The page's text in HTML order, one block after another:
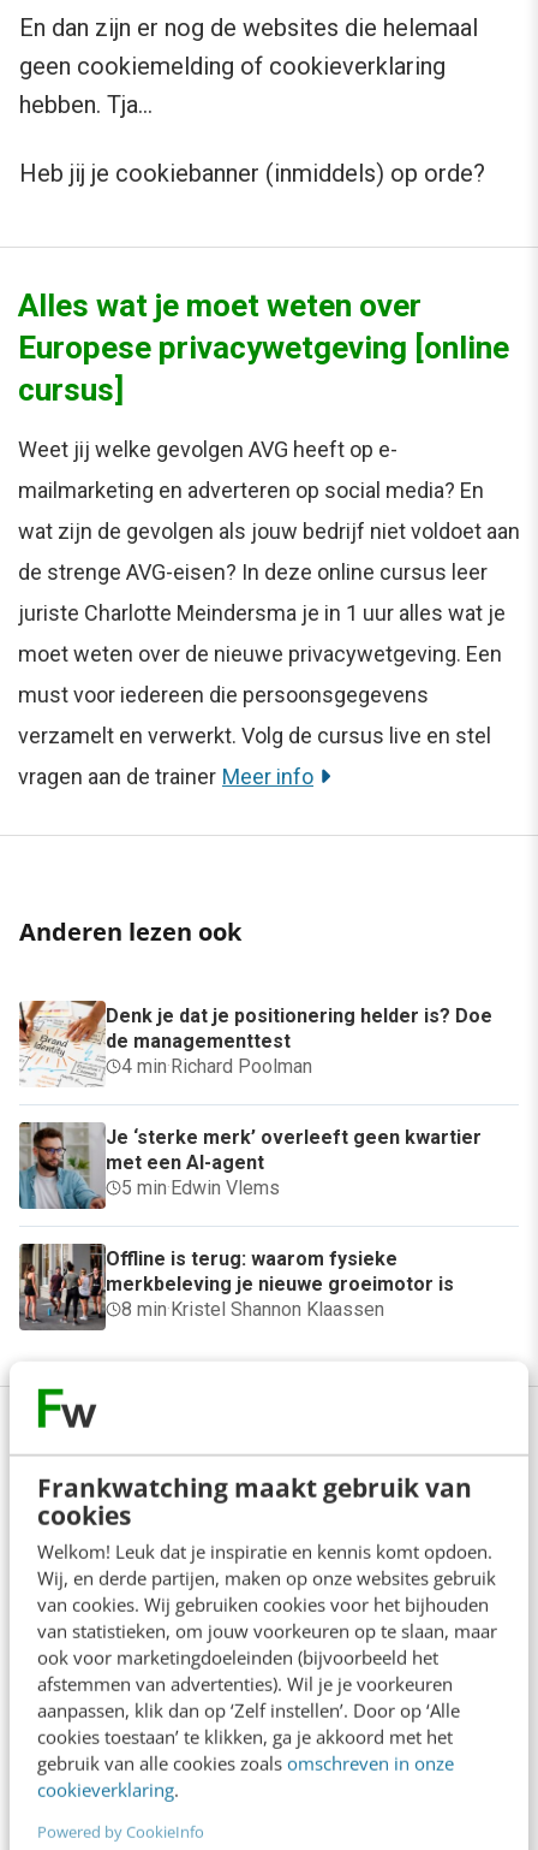
Frankwatching maakt gebruik van
cookies
Welkom! Leuk dat je inspiratie en kennis komt opdoen.
Wij, en derde partijen, maken op onze websites gebruik
van cookies. Wij gebruiken cookies voor het bijhouden
van statistieken, om jouw voorkeuren op te slaan, maar
ook voor marketingdoeleinden (bijvoorbeeld het
afstemmen van advertenties). Wil je je voorkeuren
aanpassen, klik dan op ‘Zelf instellen’. Door op ‘Alle
cookies toestaan’ te klikken, ga je akkoord met het
gebruik van alle cookies zoals omschreven in onze
cookieverklaring.
Powered by CookieInfo
En dan zijn er nog de websites die helemaal
geen cookiemelding of cookieverklaring
hebben. Tja…
Heb jij je cookiebanner (inmiddels) op orde?
Alles wat je moet weten over
Europese privacywetgeving [online
cursus]
Weet jij welke gevolgen AVG heeft op e-
mailmarketing en adverteren op social media? En
wat zijn de gevolgen als jouw bedrijf niet voldoet aan
de strenge AVG-eisen? In deze online cursus leer
juriste Charlotte Meindersma je in 1 uur alles wat je
moet weten over de nieuwe privacywetgeving. Een
must voor iedereen die persoonsgegevens
verzamelt en verwerkt. Volg de cursus live en stel
vragen aan de trainer Meer info
Anderen lezen ook
Denk je dat je positionering helder is? Doe
de managementtest
4 min·Richard Poolman
Je ‘sterke merk’ overleeft geen kwartier
met een AI-agent
5 min·Edwin Vlems
Offline is terug: waarom fysieke
merkbeleving je nieuwe groeimotor is
8 min·Kristel Shannon Klaassen
Bekijk deze topics of volg ze via een
Analytics-cookies
Cookiemelding Cookiewet
Europese wetgeving GDPR
Informatiebeveiliging
Online marketing Privacywetgeving
Tracking cookies